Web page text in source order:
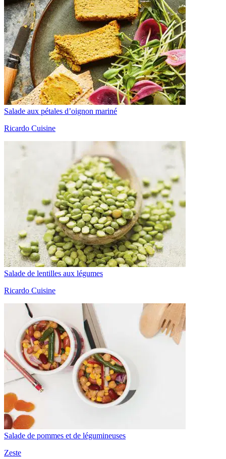
Salade aux pétales d’oignon mariné
Ricardo Cuisine
Salade de lentilles aux légumes
Ricardo Cuisine
Salade de pommes et de légumineuses
Zeste